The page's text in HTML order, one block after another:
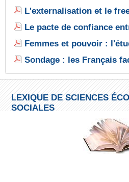
L'externalisation et le
Le pacte de confiance
Femmes et pouvoir :
Sondage : les Français
LEXIQUE DE SCIENCES
SOCIALES